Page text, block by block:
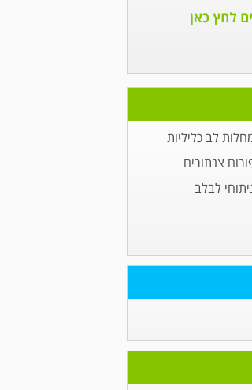
לב כליליות
צנתורים
לבלב